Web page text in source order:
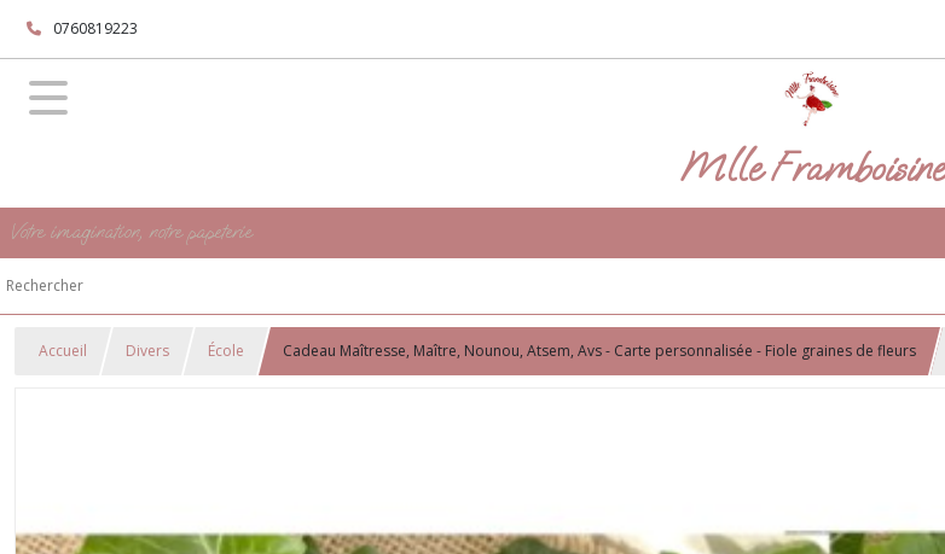
0760819223
Mlle Framboisine
Votre imagination, notre papeterie
Accueil Divers École Cadeau Maîtresse, Maître, Nounou, Atsem, Avs - Carte personnalisée - Fiole graines de fleurs